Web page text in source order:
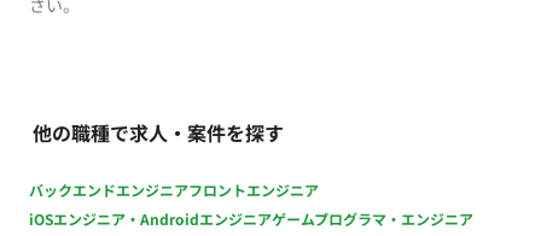
さい。
他の職種で求人・案件を探す
バックエンドエンジニアフロントエンジニア
iOSエンジニア・Androidエンジニアゲームプログラマ・エンジニア